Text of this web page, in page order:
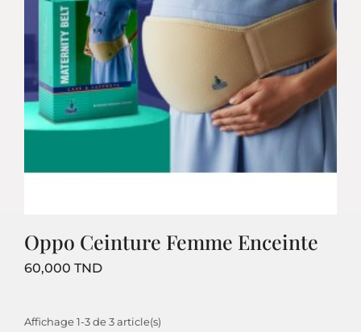
Oppo Ceinture Femme Enceinte
60,000 TNDPrix
Affichage 1-3 de 3 article(s)